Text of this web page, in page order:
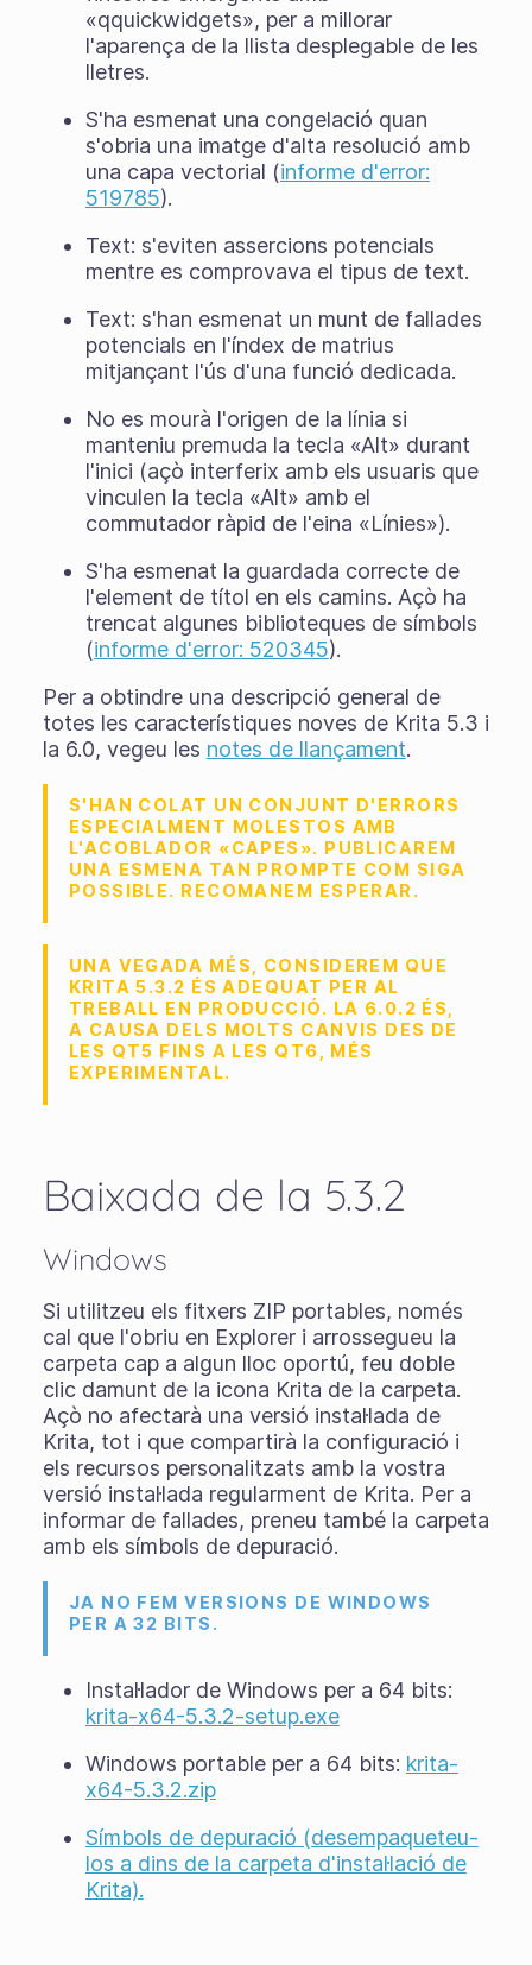
«qquickwidgets», per a millorar
l'aparença de la llista desplegable de les
lletres.
S'ha esmenat una congelació quan
s'obria una imatge d'alta resolució amb
una capa vectorial (informe d'error:
519785).
Text: s'eviten assercions potencials
mentre es comprovava el tipus de text.
Text: s'han esmenat un munt de fallades
potencials en l'índex de matrius
mitjançant l'ús d'una funció dedicada.
No es mourà l'origen de la línia si
manteniu premuda la tecla «Alt» durant
l'inici (açò interferix amb els usuaris que
vinculen la tecla «Alt» amb el
commutador ràpid de l'eina «Línies»).
S'ha esmenat la guardada correcte de
l'element de títol en els camins. Açò ha
trencat algunes biblioteques de símbols
(informe d'error: 520345).
Per a obtindre una descripció general de
totes les característiques noves de Krita 5.3 i
la 6.0, vegeu les notes de llançament.
S'HAN COLAT UN CONJUNT D'ERRORS
ESPECIALMENT MOLESTOS AMB
L'ACOBLADOR «CAPES». PUBLICAREM
UNA ESMENA TAN PROMPTE COM SIGA
POSSIBLE. RECOMANEM ESPERAR.
UNA VEGADA MÉS, CONSIDEREM QUE
KRITA 5.3.2 ÉS ADEQUAT PER AL
TREBALL EN PRODUCCIÓ. LA 6.0.2 ÉS,
A CAUSA DELS MOLTS CANVIS DES DE
LES QT5 FINS A LES QT6, MÉS
EXPERIMENTAL.
Baixada de la 5.3.2
Windows
Si utilitzeu els fitxers ZIP portables, només
cal que l'obriu en Explorer i arrossegueu la
carpeta cap a algun lloc oportú, feu doble
clic damunt de la icona Krita de la carpeta.
Açò no afectarà una versió instal·lada de
Krita, tot i que compartirà la configuració i
els recursos personalitzats amb la vostra
versió instal·lada regularment de Krita. Per a
informar de fallades, preneu també la carpeta
amb els símbols de depuració.
JA NO FEM VERSIONS DE WINDOWS
PER A 32 BITS.
Instal·lador de Windows per a 64 bits:
krita-x64-5.3.2-setup.exe
Windows portable per a 64 bits: krita-
x64-5.3.2.zip
Símbols de depuració (desempaqueteu-
los a dins de la carpeta d'instal·lació de
Krita).